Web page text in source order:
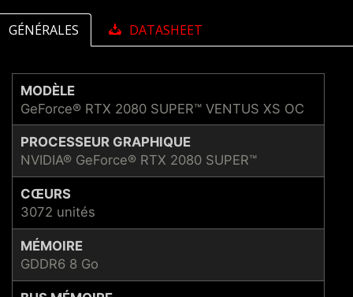
GÉNÉRALES DATASHEET
MODÈLE
GeForce® RTX 2080 SUPER™ VENTUS XS OC
PROCESSEUR GRAPHIQUE
NVIDIA® GeForce® RTX 2080 SUPER™
CŒURS
3072 unités
MÉMOIRE
GDDR6 8 Go